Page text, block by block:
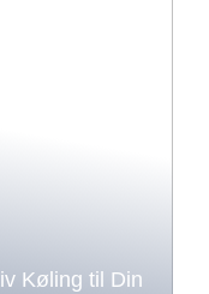
Køling til Din